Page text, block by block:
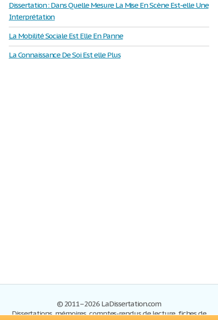
Dissertation : Dans Quelle Mesure La Mise En Scène Est-elle Une
Interprétation
La Mobilité Sociale Est Elle En Panne
La Connaissance De Soi Est elle Plus
© 2011–2026 LaDissertation.com
Dissertations, mémoires, comptes-rendus de lecture, fiches de